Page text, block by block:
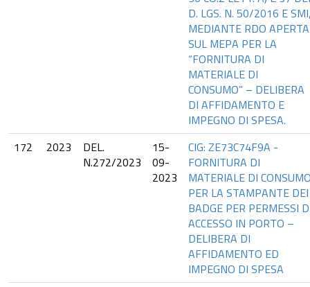
D. LGS. N. 50/2016 E
MEDIANTE RDO APERTA
SUL MEPA PER LA
“FORNITURA DI
MATERIALE DI
CONSUMO” – DELIBERA
DI AFFIDAMENTO E
IMPEGNO DI SPESA.
172
2023
DEL.
N.272/2023
15-
09-
2023
CIG: ZE73C74F9A -
FORNITURA DI
MATERIALE DI
PER LA STAMPANTE DEI
BADGE PER PERMESSI
ACCESSO IN PORTO –
DELIBERA DI
AFFIDAMENTO ED
IMPEGNO DI SPESA